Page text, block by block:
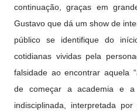
continuação, graças em
Gustavo que dá um show de
público se identifique do
cotidianas vividas pela
falsidade ao encontrar aquela
de começar a academia e
indisciplinada, interpretada